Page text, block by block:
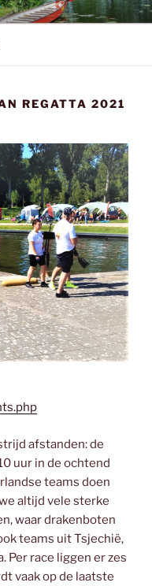
REGATTA 2021
afstanden: de
uur in de ochtend
teams doen
altijd vele sterke
waar drakenboten
teams uit Tsjechië,
Per race liggen er zes
vaak op de laatste